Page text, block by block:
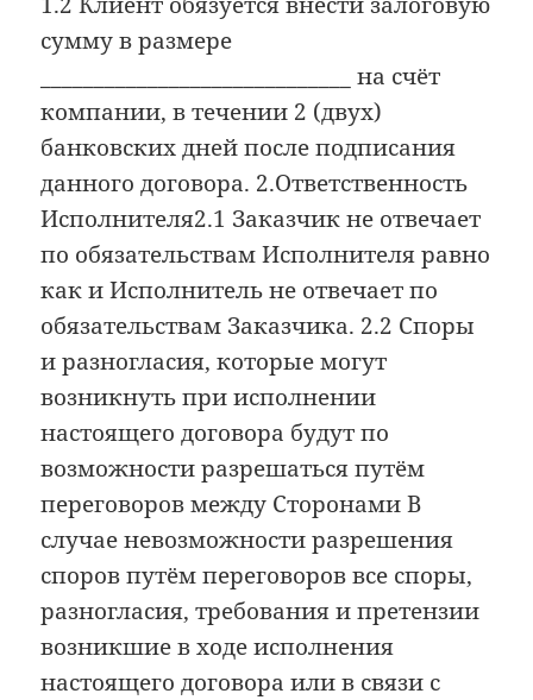
сумму в размере
_____________________________ на счёт
компании, в течении 2 (двух)
банковских дней после подписания
данного договора. 2.Ответственность
Исполнителя2.1 Заказчик не отвечает
по обязательствам Исполнителя равно
как и Исполнитель не отвечает по
обязательствам Заказчика. 2.2 Споры
и разногласия, которые могут
возникнуть при исполнении
настоящего договора будут по
возможности разрешаться путём
переговоров между Сторонами В
случае невозможности разрешения
споров путём переговоров все споры,
разногласия, требования и претензии
возникшие в ходе исполнения
настоящего договора или в связи с